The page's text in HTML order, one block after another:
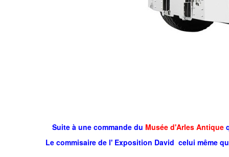
Suite à une commande du Musée d'Arles Antique
Le commisaire de l' Exposition David celui même